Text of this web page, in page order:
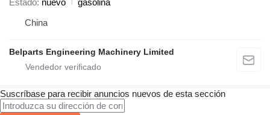
China
Belparts Engineering Machinery Limited
Suscríbase para recibir anuncios nuevos de esta sección